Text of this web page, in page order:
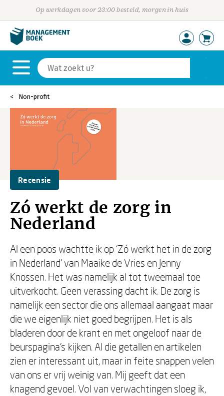
Op werkdagen voor 23:00 besteld, morgen in huis
Non-profit
Recensie
Zó werkt de zorg in
Nederland
Al een poos wachtte ik op ‘Zó werkt het in de zorg
in Nederland’ van Maaike de Vries en Jenny
Knossen. Het was namelijk al tot tweemaal toe
uitverkocht. Geen verassing dacht ik. De zorg is
namelijk een sector die ons allemaal aangaat maar
die we eigenlijk niet goed begrijpen. Het is als
bladeren door de krant en met ongeloof naar de
beurspagina’s kijken. Al die getallen en artikelen
zien er interessant uit, maar in feite snappen velen
van ons er vrij weinig van. Mij geeft dat een
knagend gevoel. Vol van verwachtingen sloeg ik,